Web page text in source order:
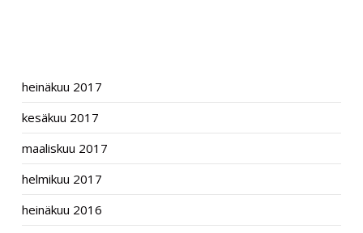
heinäkuu 2017
kesäkuu 2017
maaliskuu 2017
helmikuu 2017
heinäkuu 2016